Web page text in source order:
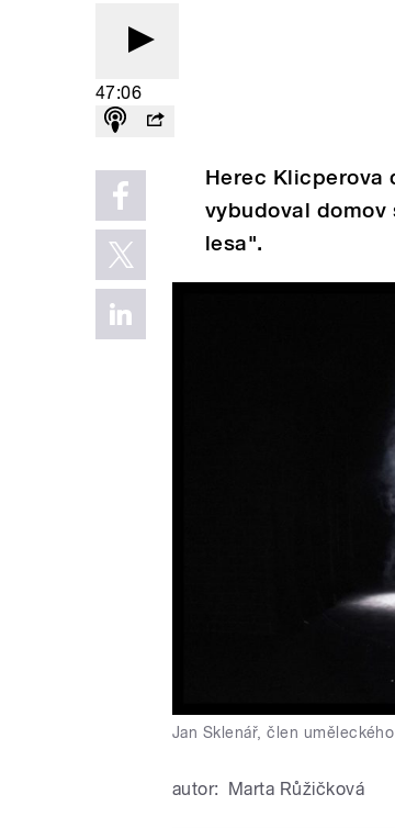
47:06
Herec Klicperova
vybudoval domov
lesa".
Jan Sklenář, člen
autor: Marta Růžičková